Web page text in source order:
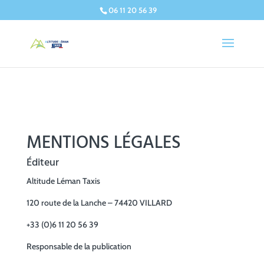
06 11 20 56 39
MENTIONS LÉGALES
Éditeur
Altitude Léman Taxis
120 route de la Lanche – 74420 VILLARD
+33 (0)6 11 20 56 39
Responsable de la publication